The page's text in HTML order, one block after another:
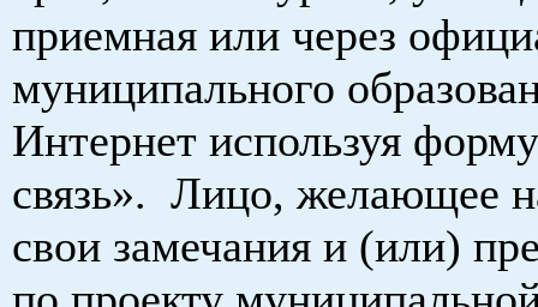
приемная или через
муниципального
Интернет используя
связь». Лицо, желающее
свои замечания и (или)